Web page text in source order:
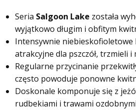
Seria Salgoon Lake została
wyjątkowo długim i obfitym
Intensywnie niebieskofioletowe
atrakcyjne dla pszczół, trzmieli i
Regularne przycinanie
często powoduje ponowne
Doskonale komponuje się z
rudbekiami i trawami